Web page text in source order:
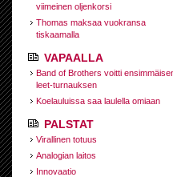
viimeinen oljenkorsi
Thomas maksaa vuokransa
tiskaamalla
VAPAALLA
Band of Brothers voitti
leet-turnauksen
Koelauluissa saa laulella omiaan
PALSTAT
Virallinen totuus
Analogian laitos
Innovaatio